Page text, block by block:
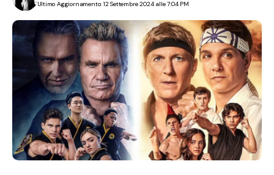
Ultimo Aggiornamento: 12 Settembre 2024 alle 7:04 PM